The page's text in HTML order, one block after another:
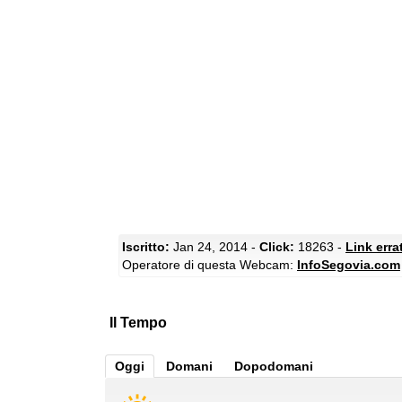
Iscritto: Jan 24, 2014 - Click: 18263 - Link
Operatore di questa Webcam: InfoSegovia.com
Il Tempo
Oggi Domani Dopodomani